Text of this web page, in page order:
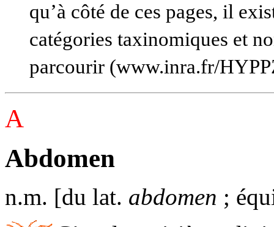
qu’à côté de ces pages, il
catégories taxinomiques et
parcourir (www.inra.fr/
A
Abdomen
n.m. [du lat. abdomen ;